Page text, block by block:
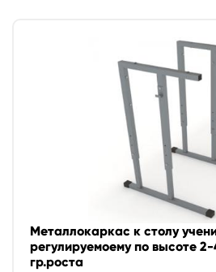
Металлокаркас к столу
регулируемоему по высоте
гр.роста